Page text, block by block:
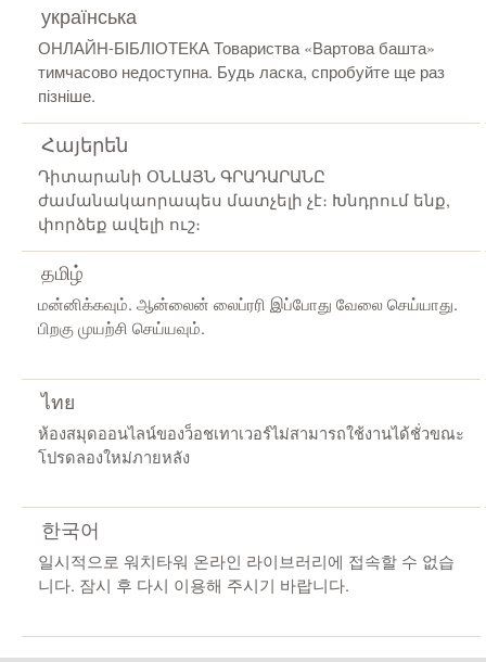
українська
ОНЛАЙН-БІБЛІОТЕКА Товариства «Вартова башта»
тимчасово недоступна. Будь ласка, спробуйте ще раз
пізніше.
Հայերեն
Դիտարանի ՕՆԼԱՅՆ ԳՐԱԴԱՐԱՆԸ
ժամանակաորապես մատչելի չէ։ Խնդրում ենք,
փորձեք ավելի ուշ։
தமிழ்
மன்னிக்கவும். ஆன்லைன் லைப்ரரி இப்போது வேலை செய்யாது.
பிறகு முயற்சி செய்யவும்.
ไทย
ห้องสมุดออนไลน์ของว็อชเทาเวอร์ไม่สามารถใช้งานได้ชั่วขณะ
โปรดลองใหม่ภายหลัง
한국어
일시적으로 워치타워 온라인 라이브러리에 접속할 수 없습
니다. 잠시 후 다시 이용해 주시기 바랍니다.